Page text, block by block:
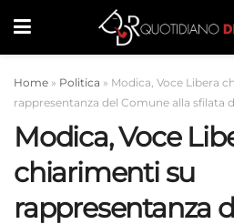
Home » Politica » Modica, Voce Libera
rappresentanza del Comune alla sfilata
Modica, Voce
chiarimenti su
rappresentanza